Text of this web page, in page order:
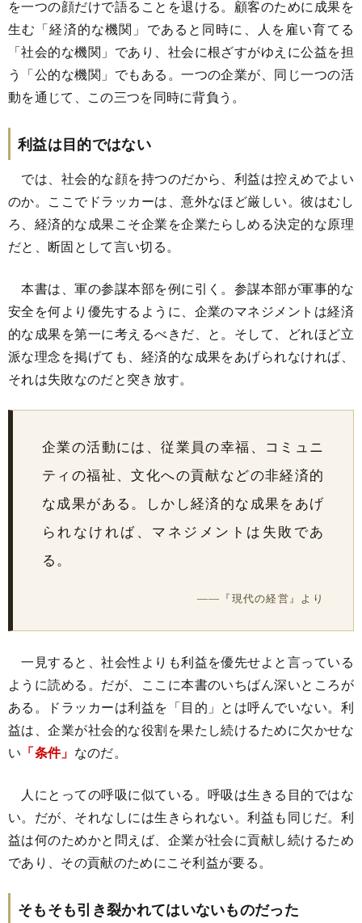
を一つの顔だけで語ることを退ける。顧客のために成果を
生む「経済的な機関」であると同時に、人を雇い育てる
「社会的な機関」であり、社会に根ざすがゆえに公益を担
う「公的な機関」でもある。一つの企業が、同じ一つの活
動を通じて、この三つを同時に背負う。
利益は目的ではない
では、社会的な顔を持つのだから、利益は控えめでよい
のか。ここでドラッカーは、意外なほど厳しい。彼はむし
ろ、経済的な成果こそ企業を企業たらしめる決定的な原理
だと、断固として言い切る。
本書は、軍の参謀本部を例に引く。参謀本部が軍事的な
安全を何より優先するように、企業のマネジメントは経済
的な成果を第一に考えるべきだ、と。そして、どれほど立
派な理念を掲げても、経済的な成果をあげられなければ、
それは失敗なのだと突き放す。
企業の活動には、従業員の幸福、コミュニ
ティの福祉、文化への貢献などの非経済的
な成果がある。しかし経済的な成果をあげ
られなければ、マネジメントは失敗であ
る。
――『現代の経営』より
一見すると、社会性よりも利益を優先せよと言っている
ように読める。だが、ここに本書のいちばん深いところが
ある。ドラッカーは利益を「目的」とは呼んでいない。利
益は、企業が社会的な役割を果たし続けるために欠かせな
い 「条件」 なのだ。
人にとっての呼吸に似ている。呼吸は生きる目的ではな
い。だが、それなしには生きられない。利益も同じだ。利
益は何のためかと問えば、企業が社会に貢献し続けるため
であり、その貢献のためにこそ利益が要る。
そもそも引き裂かれてはいないものだった